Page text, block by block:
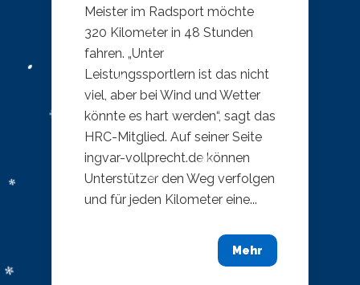
Meister im Radsport möchte
320 Kilometer in 48 Stunden
fahren. „Unter
Leistungssportlern ist das nicht
viel, aber bei Wind und Wetter
könnte es hart werden“, sagt das
HRC-Mitglied. Auf seiner Seite
ingvar-vollprecht.de können
Unterstützer den Weg verfolgen
und für jeden Kilometer eine...
Mehr